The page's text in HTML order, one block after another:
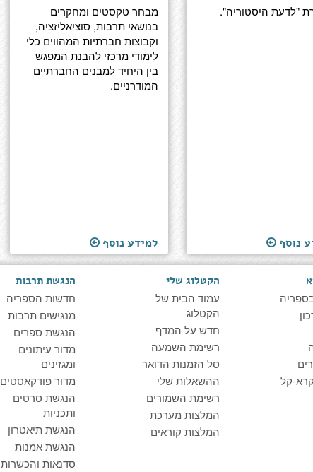
"לדעת היסטוריה".
נוסף
מבחר טקסטים ומחקרים
בנושאי תרבות, סוציאליזציה,
וקבוצות חברתיות המהווים כלי
לימודי מרכזי להבנת המפגש
בין היחיד למבנים החברתיים
המודרניים.
למידע נוסף
קל
הקטלוג שלי
עמוד הבית של
הקטלוג
חדש על המדף
רשימת השמעה
סל הזמנות הדואר
ההשאלות שלי
רשימת השמורים
המלצות מערכת
המלצות קוראים
הנגשת תרבות
חדשות הספריה
מנגישים תרבות
הנגשת ספרים
מדור עיתונים
ומגזינים
מדור פודקאסטים
הנגשת סרטים
ותכניות
הנגשת תיאטרון
הנגשת אמנות
סדנאות והכשרות